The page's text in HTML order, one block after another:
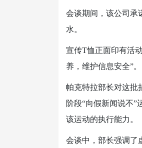
会谈期间，该公司承
水。
宣传T恤正面印有活
养，维护信息安全”。
帕克特拉部长对这
阶段“向假新闻说不
该运动的执行能力。
会谈中，部长强调了